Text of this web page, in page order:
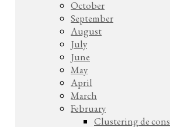
October
September
August
July
June
May
April
March
February
Clustering de